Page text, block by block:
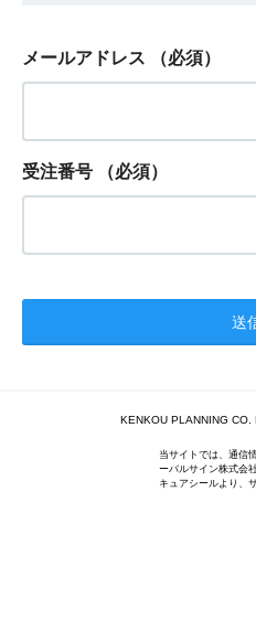
メールアドレス （必須）
受注番号 （必須）
KENKOU PLANNING CO.
当サイトでは、通信
ーバルサイン株式会
キュアシールより、